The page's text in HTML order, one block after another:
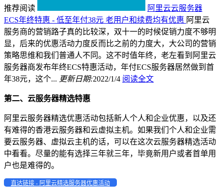
推荐阅读
阿里云云服务器
ECS年终特惠 - 低至年付38元 老用户和续费均有优惠 阿里云
服务商的营销路子真的比较深，双十一的时候促销力度不够明
显，后来的优惠活动力度反而比之前的力度大，大公司的营销
策略思维和我们普通人不同。这不时值年终，老左看到阿里云
服务器商发布年终ECS特惠活动，年付ECS服务器居然做到首
年38元，这个... 更新日期:2022/1/4 阅读全文
第二、云服务器精选特惠
阿里云服务器精选优惠活动包括新人个人和企业优惠，以及还
有难得的香港云服务器和云虚拟主机。如果我们个人和企业需
要云服务器、虚拟云主机的话，可以在这次云服务器精选活动
中看看。尽量的能有选择三年就三年，毕竟新用户或者首单用
户也是难得的。
直达链接 - 阿里云精选服务器优惠活动